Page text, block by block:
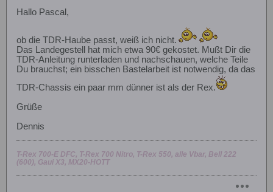
Hallo Pascal,
ob die TDR-Haube passt, weiß ich nicht.
Das Landegestell hat mich etwa 90€ gekostet. Mußt Dir die
TDR-Anleitung runterladen und nachschauen, welche Teile
Du brauchst; ein bisschen Bastelarbeit ist notwendig, da das
TDR-Chassis ein paar mm dünner ist als der Rex.
Grüße
Dennis
T-Rex 700-E DFC, T-Rex 700 Nitro, T-Rex 550, alle Vbar, Bell 222
(600), Gaui X3, MX20-HOTT